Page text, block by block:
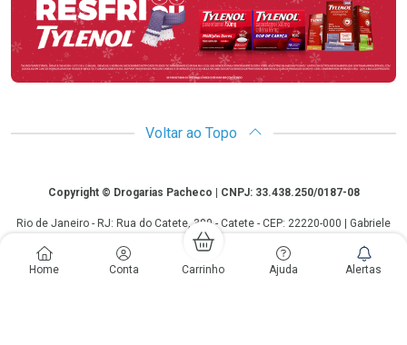
Home Conta Carrinho Ajuda Alertas
Voltar ao Topo
CopyrightCopyright © Drogarias Pacheco | CNPJ: 33.438.250/0187-08
Rio de Janeiro - RJ: Rua do Catete, 300 - Catete - CEP: 22220-000 | Gabriele
Giovanelli - CRF 28127 | 24 horas| Autorização de funcionamento: Processo:
25351.493074/2012-10 Autorização/MS: 7.25279.0 | As informações
contidas neste site, como promoções e ofertas de remédios e